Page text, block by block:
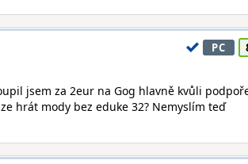
PC
jsem za 2eur na Gog hlavně kvůli
hrát mody bez eduke 32? Nemyslím teď